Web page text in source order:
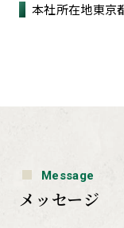
本社所在地東京
Message
メッセージ